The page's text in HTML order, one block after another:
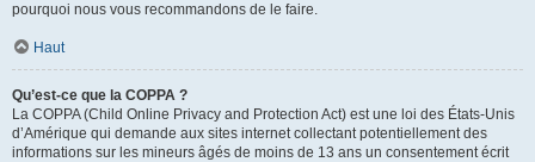
pourquoi nous vous recommandons de le faire.
Haut
Qu’est-ce que la COPPA ?
La COPPA (Child Online Privacy and Protection Act) est une loi des États-Unis
d’Amérique qui demande aux sites internet collectant potentiellement des
informations sur les mineurs âgés de moins de 13 ans un consentement écrit